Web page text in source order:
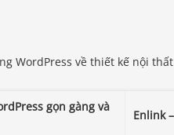
gọn gàng và
Enlink